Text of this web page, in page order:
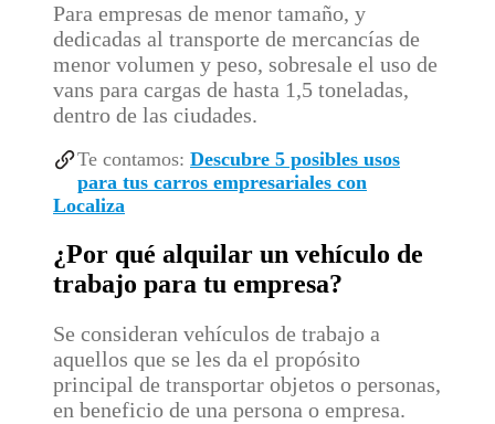
Para empresas de menor tamaño, y
dedicadas al transporte de mercancías de
menor volumen y peso, sobresale el uso de
vans para cargas de hasta 1,5 toneladas,
dentro de las ciudades.
Te contamos: Descubre 5 posibles usos
para tus carros empresariales con
Localiza
¿Por qué alquilar un vehículo de
trabajo para tu empresa?
Se consideran vehículos de trabajo a
aquellos que se les da el propósito
principal de transportar objetos o personas,
en beneficio de una persona o empresa.